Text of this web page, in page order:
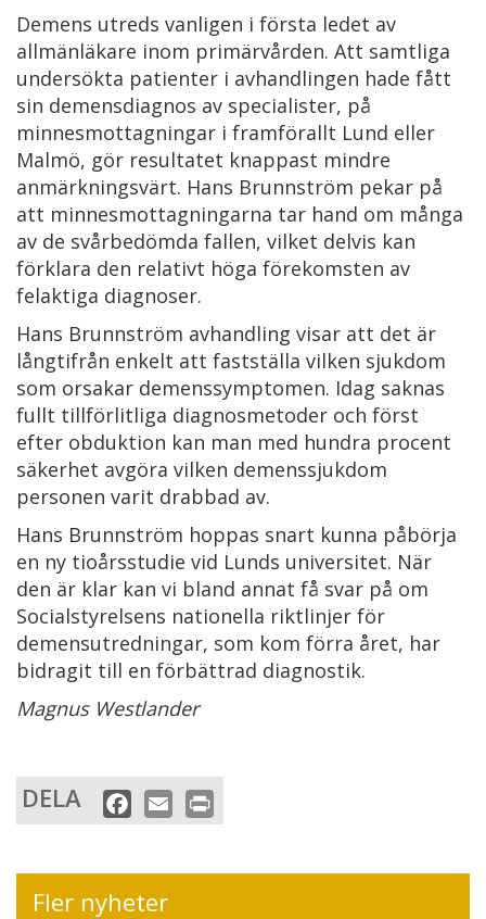
Demens utreds vanligen i första ledet av
allmänläkare inom primärvården. Att samtliga
undersökta patienter i avhandlingen hade fått
sin demensdiagnos av specialister, på
minnesmottagningar i framförallt Lund eller
Malmö, gör resultatet knappast mindre
anmärkningsvärt. Hans Brunnström pekar på
att minnesmottagningarna tar hand om många
av de svårbedömda fallen, vilket delvis kan
förklara den relativt höga förekomsten av
felaktiga diagnoser.
Hans Brunnström avhandling visar att det är
långtifrån enkelt att fastställa vilken sjukdom
som orsakar demenssymptomen. Idag saknas
fullt tillförlitliga diagnosmetoder och först
efter obduktion kan man med hundra procent
säkerhet avgöra vilken demenssjukdom
personen varit drabbad av.
Hans Brunnström hoppas snart kunna påbörja
en ny tioårsstudie vid Lunds universitet. När
den är klar kan vi bland annat få svar på om
Socialstyrelsens nationella riktlinjer för
demensutredningar, som kom förra året, har
bidragit till en förbättrad diagnostik.
Magnus Westlander
DELA
a
m
r
Fler nyheter